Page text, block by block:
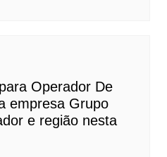
Operador De
empresa Grupo
e região nesta